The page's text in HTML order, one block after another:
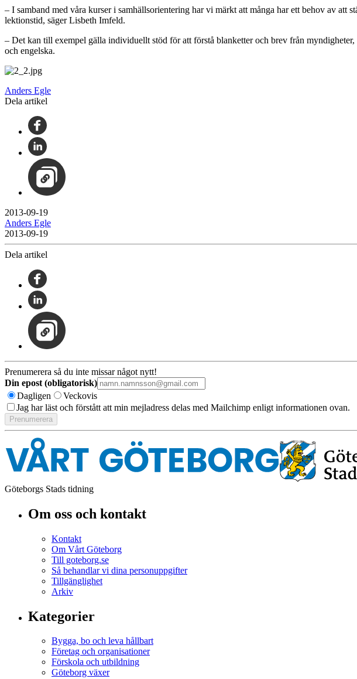
– I samband med våra kurser i samhällsorientering har vi märkt att många har ett behov av
lektionstid, säger Lisbeth Imfeld.
– Det kan till exempel gälla individuellt stöd för att förstå blanketter och brev från
och engelska.
Anders Egle
Dela artikel
2013-09-19
Anders Egle
2013-09-19
Dela artikel
Prenumerera så du inte missar något nytt!
Din epost (obligatorisk)
Dagligen
Veckovis
Jag har läst och förstått att min mejladress delas med Mailchimp enligt informationen ovan.
Göteborgs Stads tidning
Om oss och kontakt
Kontakt
Om Vårt Göteborg
Till goteborg.se
Så behandlar vi dina personuppgifter
Tillgänglighet
Arkiv
Kategorier
Bygga, bo och leva hållbart
Företag och organisationer
Förskola och utbildning
Göteborg växer